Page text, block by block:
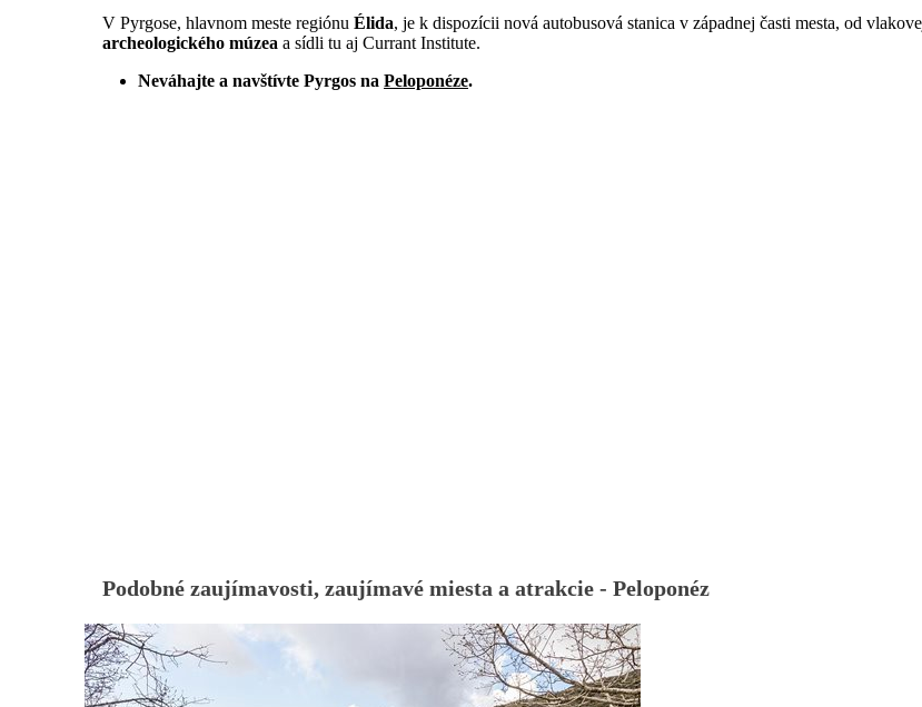
V Pyrgose, hlavnom meste regiónu Élida, je k dispozícii nová autobusová stanica v západnej časti mesta, od
archeologického múzea a sídli tu aj Currant Institute.
Neváhajte a navštívte Pyrgos na Peloponéze.
Podobné zaujímavosti, zaujímavé miesta a atrakcie - Peloponéz